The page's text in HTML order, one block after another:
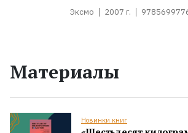
Эксмо 2007 г.
Материалы
Новинки книг